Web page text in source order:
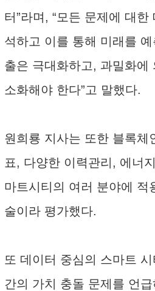
터”라며, “모든 문제에 대
석하고 이를 통해 미래를
출은 극대화하고, 과밀화에
소화해야 한다”고 말했다.
원희룡 지사는 또한 블록체
표, 다양한 이력관리, 에너
마트시티의 여러 분야에 적
술이라 평가했다.
또 데이터 중심의 스마트
간의 가치 충돌 문제를 언급